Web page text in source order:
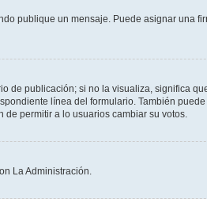
publique un mensaje. Puede asignar una
de publicación; si no la visualiza, significa
línea del formulario. También
permitir a lo usuarios cambiar su votos.
La Administración.